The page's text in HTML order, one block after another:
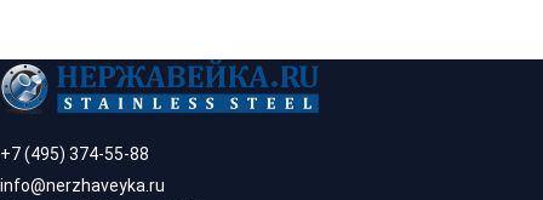
+7 (495) 374-55-88
info@nerzhaveyka.ru